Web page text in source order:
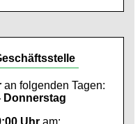
an folgenden Tagen:
Donnerstag
Uhr am: